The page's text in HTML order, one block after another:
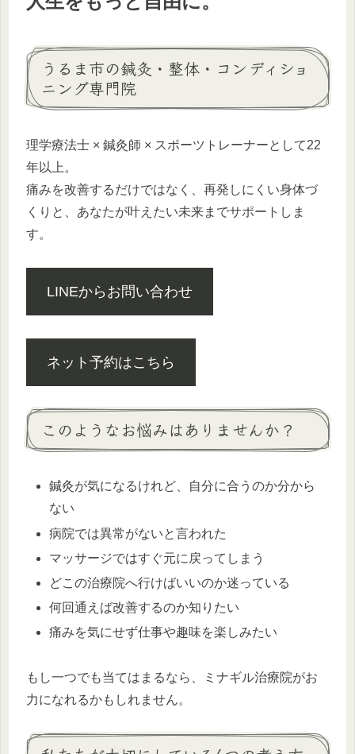
うるま市の鍼灸・整体・コンディショ
ニング専門院
理学療法士 × 鍼灸師 × スポーツトレーナーとして22
年以上。
痛みを改善するだけではなく、再発しにくい身体づ
くりと、あなたが叶えたい未来までサポートしま
す。
LINEからお問い合わせ
ネット予約はこちら
このようなお悩みはありませんか？
鍼灸が気になるけれど、自分に合うのか分から
ない
病院では異常がないと言われた
マッサージではすぐ元に戻ってしまう
どこの治療院へ行けばいいのか迷っている
何回通えば改善するのか知りたい
痛みを気にせず仕事や趣味を楽しみたい
もし一つでも当てはまるなら、ミナギル治療院がお
力になれるかもしれません。